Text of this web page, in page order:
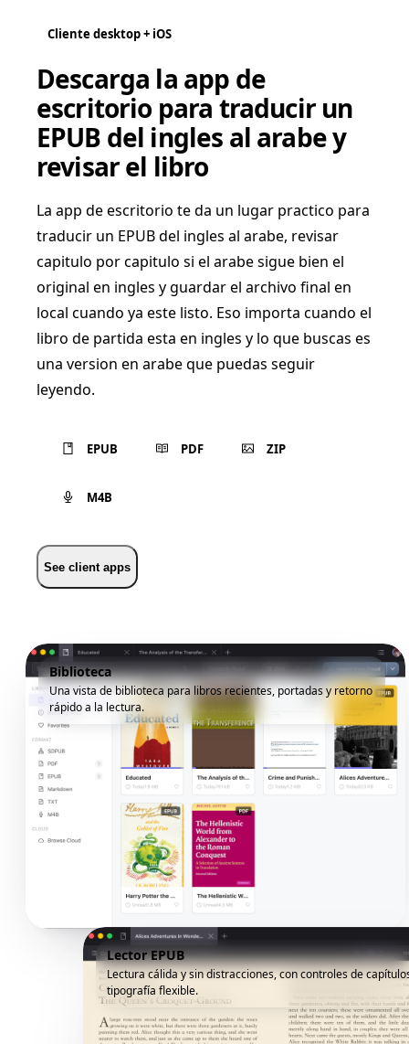
Cliente desktop + iOS
Descarga la app de
escritorio para traducir un
EPUB del ingles al arabe y
revisar el libro
La app de escritorio te da un lugar practico para
traducir un EPUB del ingles al arabe, revisar
capitulo por capitulo si el arabe sigue bien el
original en ingles y guardar el archivo final en
local cuando ya este listo. Eso importa cuando el
libro de partida esta en ingles y lo que buscas es
una version en arabe que puedas seguir
leyendo.
EPUB PDF ZIP
M4B
See client apps
Biblioteca
Una vista de biblioteca para libros recientes, portadas y retorno
rápido a la lectura.
Lector EPUB
Lectura cálida y sin distracciones, con controles de
tipografía flexible.